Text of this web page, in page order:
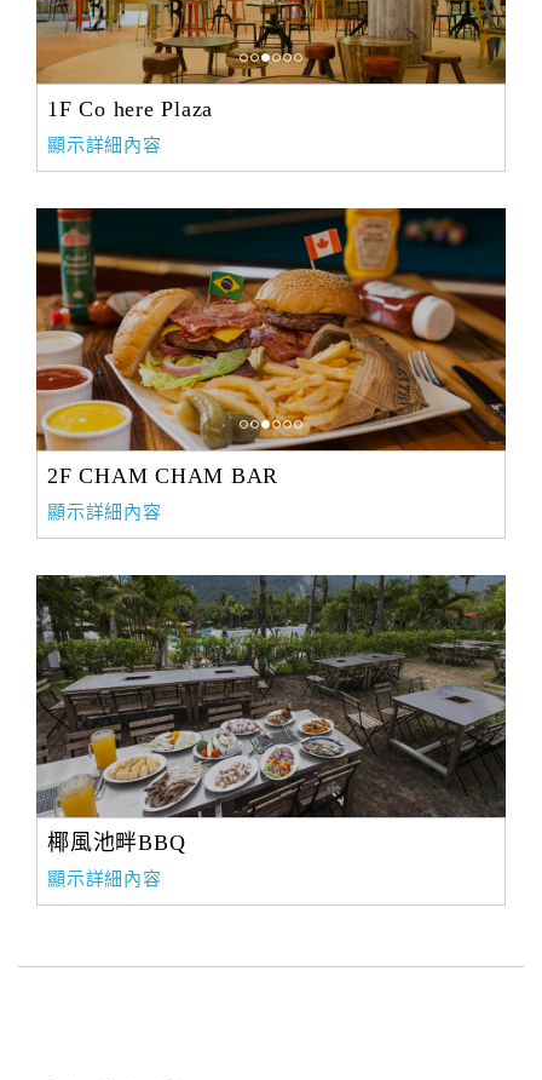
1F Co here Plaza
顯示詳細內容
2F CHAM CHAM BAR
顯示詳細內容
椰風池畔BBQ
顯示詳細內容